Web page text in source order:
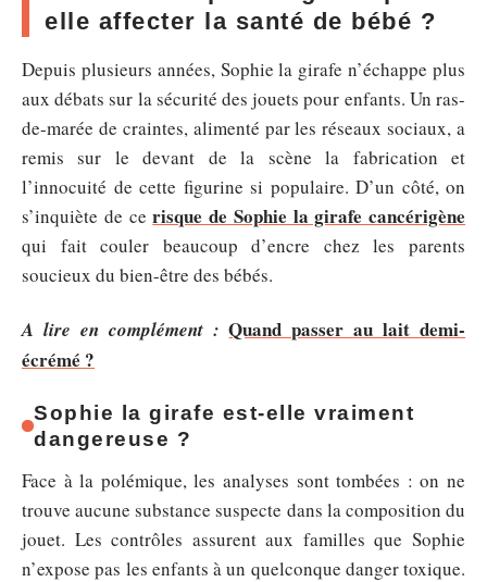
elle affecter la santé de bébé ?
Depuis plusieurs années, Sophie la girafe n’échappe plus
aux débats sur la sécurité des jouets pour enfants. Un ras-
de-marée de craintes, alimenté par les réseaux sociaux, a
remis sur le devant de la scène la fabrication et
l’innocuité de cette figurine si populaire. D’un côté, on
s’inquiète de cerisque de Sophie la girafe cancérigène
qui fait couler beaucoup d’encre chez les parents
soucieux du bien-être des bébés.
A lire en complément : Quand passer au lait demi-
écrémé ?
Sophie la girafe est-elle vraiment
dangereuse ?
Face à la polémique, les analyses sont tombées : on ne
trouve aucune substance suspecte dans la composition du
jouet. Les contrôles assurent aux familles que Sophie
n’expose pas les enfants à un quelconque danger toxique.